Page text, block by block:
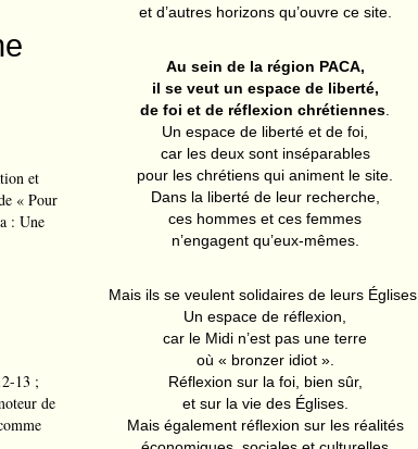
et
« Pour
: Une
13 ;
de
et d’autres horizons qu’ouvre ce site.
Au sein de la région PACA,
il se veut un espace de liberté,
de foi et de réflexion chrétiennes
Un espace de liberté et de foi,
car les deux sont inséparables
pour les chrétiens qui animent le site.
Dans la liberté de leur recherche,
ces hommes et ces femmes
n’engagent qu’eux-mêmes.
Mais ils se veulent solidaires de leurs Églises.
Un espace de réflexion,
car le Midi n’est pas une terre
où « bronzer idiot ».
Réflexion sur la foi, bien sûr,
et sur la vie des Églises.
Mais également réflexion sur les réalités